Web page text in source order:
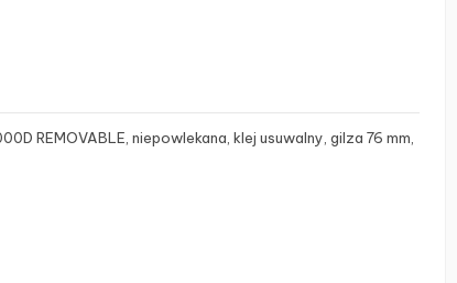
REMOVABLE, niepowlekana, klej usuwalny, gilza 76 mm,